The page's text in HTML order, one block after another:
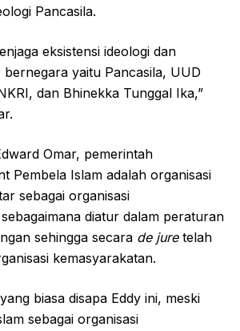
Pancasila.
eksistensi ideologi dan
bernegara yaitu Pancasila, UUD
dan Bhinekka Tunggal Ika,”
Omar, pemerintah
Pembela Islam adalah organisasi
sebagai organisasi
diatur dalam peraturan
sehingga secara de juretelah
kemasyarakatan.
biasa disapa Eddy ini, meski
sebagai organisasi